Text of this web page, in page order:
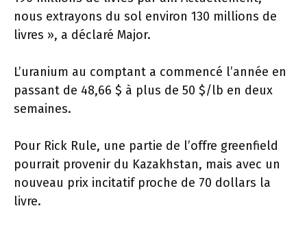
nous extrayons du sol environ 130 millions de
livres », a déclaré Major.
L’uranium au comptant a commencé l’année en
passant de 48,66 $ à plus de 50 $/lb en deux
semaines.
Pour Rick Rule, une partie de l’offre greenfield
pourrait provenir du Kazakhstan, mais avec un
nouveau prix incitatif proche de 70 dollars la
livre.